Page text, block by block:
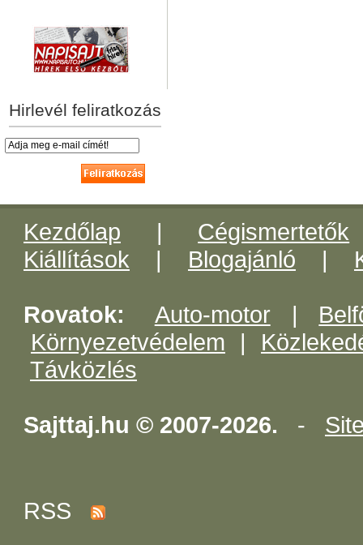
Hirlevél feliratkozás
Kezdőlap | Cégismertetők
Kiállítások | Blogajánló |
Rovatok: Auto-motor|
Környezetvédelem |
Távközlés
Sajttaj.hu © 2007-2026. -
RSS